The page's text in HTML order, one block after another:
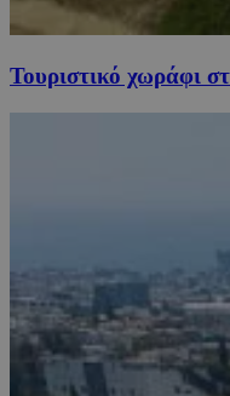
Τουριστικό χωράφι